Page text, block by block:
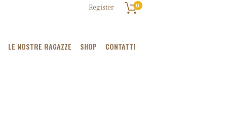
Register 0
LE NOSTRE RAGAZZE SHOP CONTATTI